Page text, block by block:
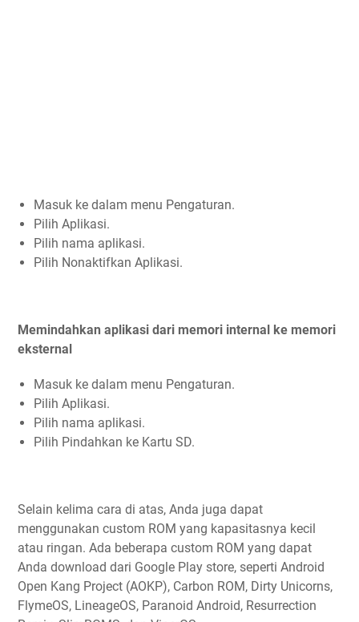
Masuk ke dalam menu Pengaturan.
Pilih Aplikasi.
Pilih nama aplikasi.
Pilih Nonaktifkan Aplikasi.
Memindahkan aplikasi dari memori internal ke memori
eksternal
Masuk ke dalam menu Pengaturan.
Pilih Aplikasi.
Pilih nama aplikasi.
Pilih Pindahkan ke Kartu SD.
Selain kelima cara di atas, Anda juga dapat
menggunakan custom ROM yang kapasitasnya kecil
atau ringan. Ada beberapa custom ROM yang dapat
Anda download dari Google Play store, seperti Android
Open Kang Project (AOKP), Carbon ROM, Dirty Unicorns,
FlymeOS, LineageOS, Paranoid Android, Resurrection